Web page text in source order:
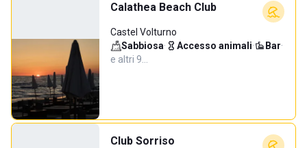
Calathea Beach Club
Castel Volturno
Sabbiosa· Accesso animali· Bar·
e altri 9…
Club Sorriso